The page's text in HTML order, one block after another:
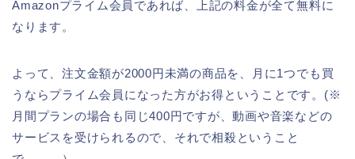
Amazonプライム会員であれば、上記の料金が全て無料に
なります。
よって、注文金額が2000円未満の商品を、月に1つでも買
うならプライム会員になった方がお得ということです。(※
月間プランの場合も同じ400円ですが、動画や音楽などの
サービスを受けられるので、それで相殺ということ